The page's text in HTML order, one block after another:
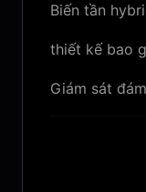
Biến tần
thiết kế bao
Giám sát